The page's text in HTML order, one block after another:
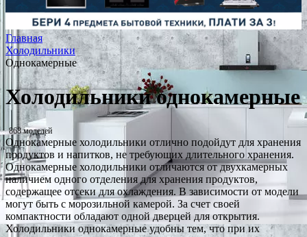
Главная
Холодильники
Однокамерные
Холодильники однокамерные
868 моделей
Однокамерные холодильники отлично подойдут для хранения
продуктов и напитков, не требующих длительного хранения.
Однокамерные холодильники отличаются от двухкамерных
наличием одного отделения для хранения продуктов,
содержащее отсеки для охлаждения. В зависимости от модели
могут быть с морозильной камерой. За счет своей
компактности обладают одной дверцей для открытия.
Холодильники однокамерные удобны тем, что при их